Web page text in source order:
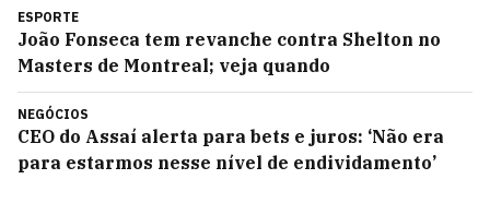
ESPORTE
João Fonseca tem revanche contra Shelton no
Masters de Montreal; veja quando
NEGÓCIOS
CEO do Assaí alerta para bets e juros: ‘Não era
para estarmos nesse nível de endividamento’